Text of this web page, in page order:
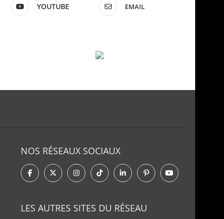
YOUTUBE EMAIL
NOS RÉSEAUX SOCIAUX
LES AUTRES SITES DU RÉSEAU